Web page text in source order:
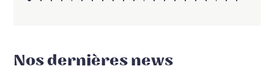
Nos dernières news